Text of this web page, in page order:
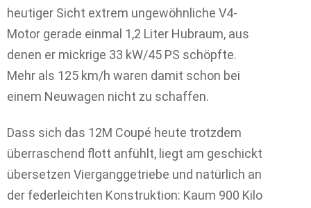
heutiger Sicht extrem ungewöhnliche V4-
Motor gerade einmal 1,2 Liter Hubraum, aus
denen er mickrige 33 kW/45 PS schöpfte.
Mehr als 125 km/h waren damit schon bei
einem Neuwagen nicht zu schaffen.
Dass sich das 12M Coupé heute trotzdem
überraschend flott anfühlt, liegt am geschickt
übersetzen Vierganggetriebe und natürlich an
der federleichten Konstruktion: Kaum 900 Kilo